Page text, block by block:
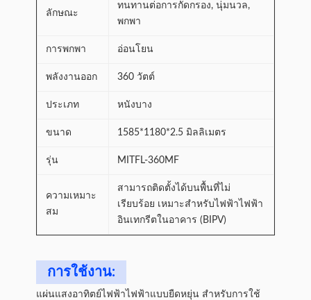
ลักษณะ
ทนทานต่อการกัดกรอง, นุ่มนวล,
พกพา
การพกพา อ่อนโยน
พลังงานออก 360 วัตต์
ประเภท หนังบาง
ขนาด 1585*1180*2.5 มิลลิเมตร
รุ่น MITFL-360MF
ความเหมาะ
สม
สามารถติดตั้งได้บนพื้นที่ไม่
เรียบร้อย เหมาะสําหรับไฟฟ้าไฟฟ้า
อินเทกรีตในอาคาร (BIPV)
การใช้งาน:
แผ่นแสงอาทิตย์ไฟฟ้าไฟฟ้าแบบยืดหยุ่น สําหรับการใช้